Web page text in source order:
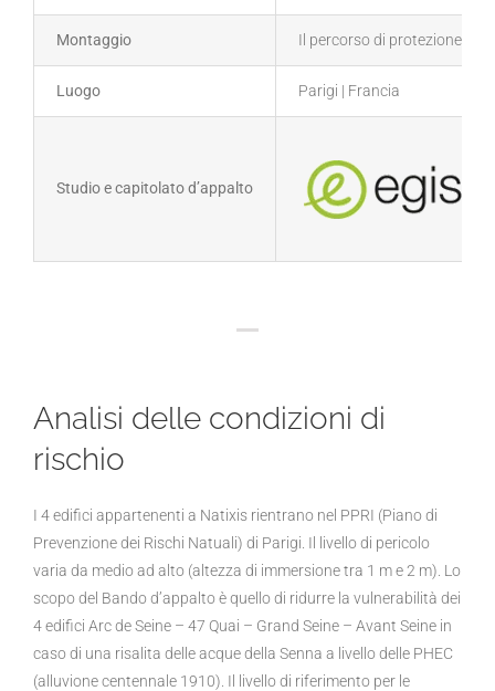
Montaggio Il percorso di protezione
Luogo Parigi | Francia
Studio e capitolato d’appalto
Analisi delle condizioni di
rischio
I 4 edifici appartenenti a Natixis rientrano nel PPRI (Piano di
Prevenzione dei Rischi Natuali) di Parigi. Il livello di pericolo
varia da medio ad alto (altezza di immersione tra 1 m e 2 m). Lo
scopo del Bando d’appalto è quello di ridurre la vulnerabilità dei
4 edifici Arc de Seine – 47 Quai – Grand Seine – Avant Seine in
caso di una risalita delle acque della Senna a livello delle PHEC
(alluvione centennale 1910). Il livello di riferimento per le